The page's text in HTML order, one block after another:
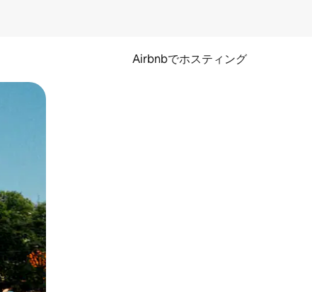
Airbnbでホスティング
きます。